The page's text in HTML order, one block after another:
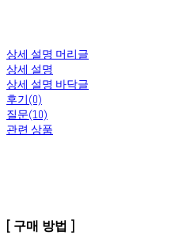
상세 설명 머리글
상세 설명
상세 설명 바닥글
후기(0)
질문(10)
관련 상품
[ 구매 방법 ]